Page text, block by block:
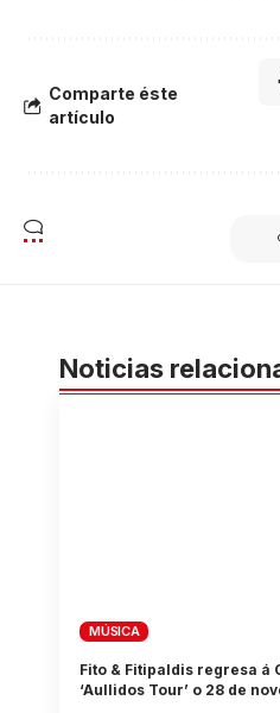
Comparte éste
artículo
Noticias
MÚSICA
Fito & Fitipaldis regresa á
‘Aullidos Tour’ o 28 de